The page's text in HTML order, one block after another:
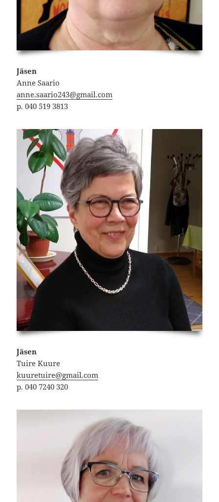
Jäsen
Anne Saario
anne.saario243@gmail.com
p. 040 519 3813
Jäsen
Tuire Kuure
kuuretuire@gmail.com
p. 040 7240 320